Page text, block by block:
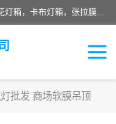
佛山朗鑫装饰工程有限公司主营软膜天花，软膜天花灯箱，卡布灯箱，张拉膜等产品，价格实惠，支持定制；公司专业装饰铺面，家居，会展特装，软膜等工程，技能精良人员，安装快、价格合理，质量保证、热诚与各方有识人士合作，欢迎新老客户来电咨询。
批发 商场软膜吊顶